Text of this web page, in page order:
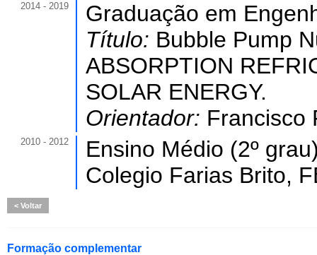
2014 - 2019
Graduação em
Título: Bubble Pump
ABSORPTION
SOLAR ENERGY.
Orientador: Francisco
2010 - 2012
Ensino Médio (2º
Colegio Farias Brito,
Voltar
Formação complementar